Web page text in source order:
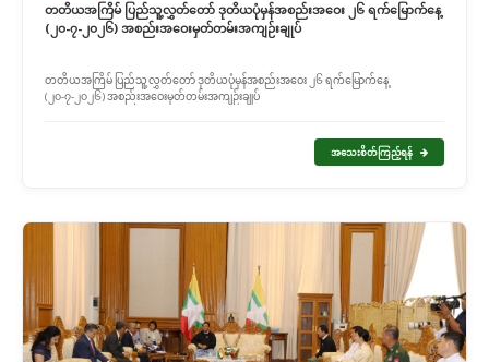
တတိယအကြိမ် ပြည်သူ့လွှတ်တော် ဒုတိယပုံမှန်အစည်းအဝေး ၂၆ ရက်မြောက်နေ့
(၂၀-၇-၂၀၂၆) အစည်းအဝေးမှတ်တမ်းအကျဉ်းချုပ်
တတိယအကြိမ် ပြည်သူ့လွှတ်တော် ဒုတိယပုံမှန်အစည်းအဝေး ၂၆ ရက်မြောက်နေ့
(၂၀-၇-၂၀၂၆) အစည်းအဝေးမှတ်တမ်းအကျဉ်းချုပ်
အသေးစိတ်ကြည့်ရန်